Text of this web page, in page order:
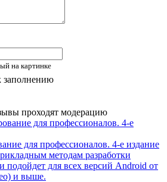
на картинке
заполнению
проходят модерацию
для профессионалов. 4-е издание
методам разработки
для всех версий Android от
и выше.